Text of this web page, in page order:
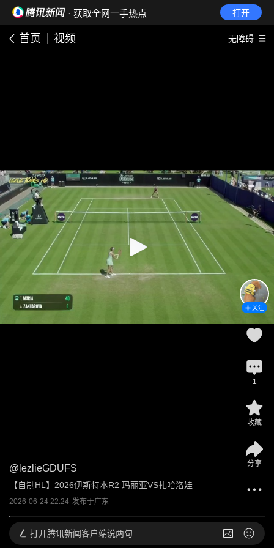
· 获取全网一手热点 打开
首页 视频 无障碍
@ lezlieGDUFS
【自制HL】2026伊斯特本R2 玛丽亚VS扎哈洛娃
2026-06-24 22:24 发布于广东
关注
1
收藏
分享
打开腾讯新闻客户端说两句